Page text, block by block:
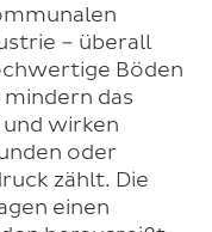
– überall
Böden
das
wirken
oder
zählt. Die
einen